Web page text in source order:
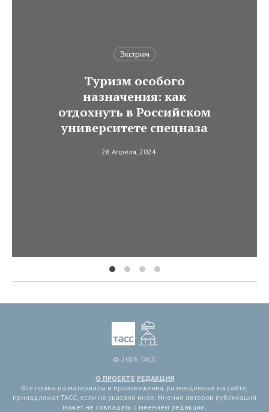
Экстрим
Туризм особого
назначения: как
отдохнуть в Российском
университете спецназа
26 Апреля, 2024
© 2026 ТАСС
О ПРОЕКТЕ РЕДАКЦИЯ
Все права на материалы и произведения, размещенные на сайте,
принадлежат ТАСС, если не указано иное. Мнение авторов публикаций
может не совпадать с мнением редакции.